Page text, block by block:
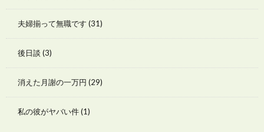
夫婦揃って無職です (31)
後日談 (3)
消えた月謝の一万円 (29)
私の彼がヤバい件(1)